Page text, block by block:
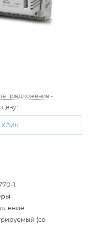
предложение -
КЛИК
1
(со